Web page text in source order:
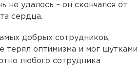
не удалось – он скончался от
сердца.
добрых сотрудников,
терял оптимизма и мог шутками
любого сотрудника